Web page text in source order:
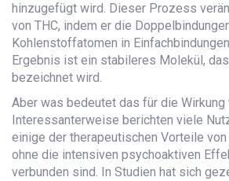
hinzugefügt wird. Dieser Prozess
von THC, indem er die
Kohlenstoffatomen in
Ergebnis ist ein stabileres Molekül,
bezeichnet wird.
Aber was bedeutet das für die Wirkung
Interessanterweise berichten viele
einige der therapeutischen Vorteile
ohne die intensiven psychoaktiven
verbunden sind. In Studien hat sich